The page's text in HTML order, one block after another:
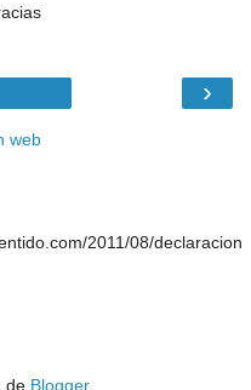
›
web
2011/08/declaracion
de Blogger.